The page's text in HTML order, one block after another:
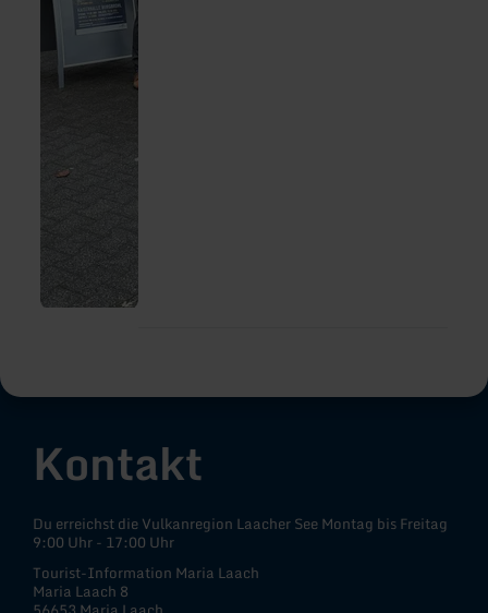
Kontakt
Du erreichst die Vulkanregion Laacher See Montag bis Freitag
9:00 Uhr - 17:00 Uhr
Tourist-Information Maria Laach
Maria Laach 8